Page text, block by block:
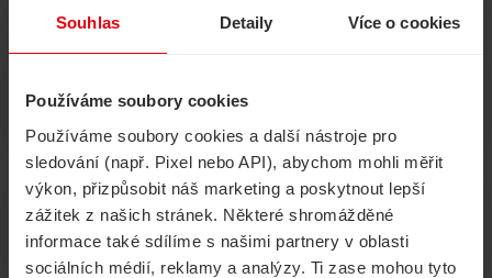
Souhlas Detaily Více o cookies
Používáme soubory cookies
Používáme soubory cookies a další nástroje pro
sledování (např. Pixel nebo API), abychom mohli měřit
výkon, přizpůsobit náš marketing a poskytnout lepší
zážitek z našich stránek. Některé shromážděné
informace také sdílíme s našimi partnery v oblasti
sociálních médií, reklamy a analýzy. Ti zase mohou tyto
Volání, internet, TV
Životní pojištění Energie